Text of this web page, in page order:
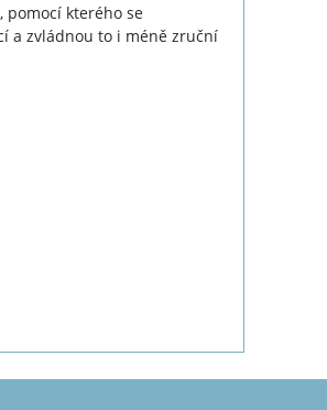
pomocí kterého se
a zvládnou to i méně zruční